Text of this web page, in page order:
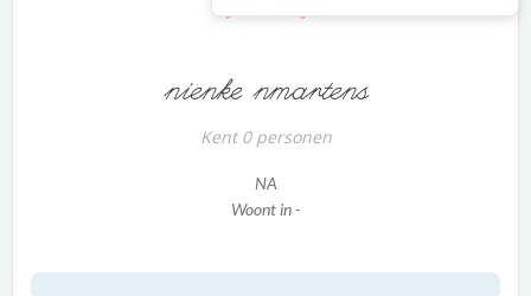
nienke nmartens
Kent 0 personen
NA
Woont in -